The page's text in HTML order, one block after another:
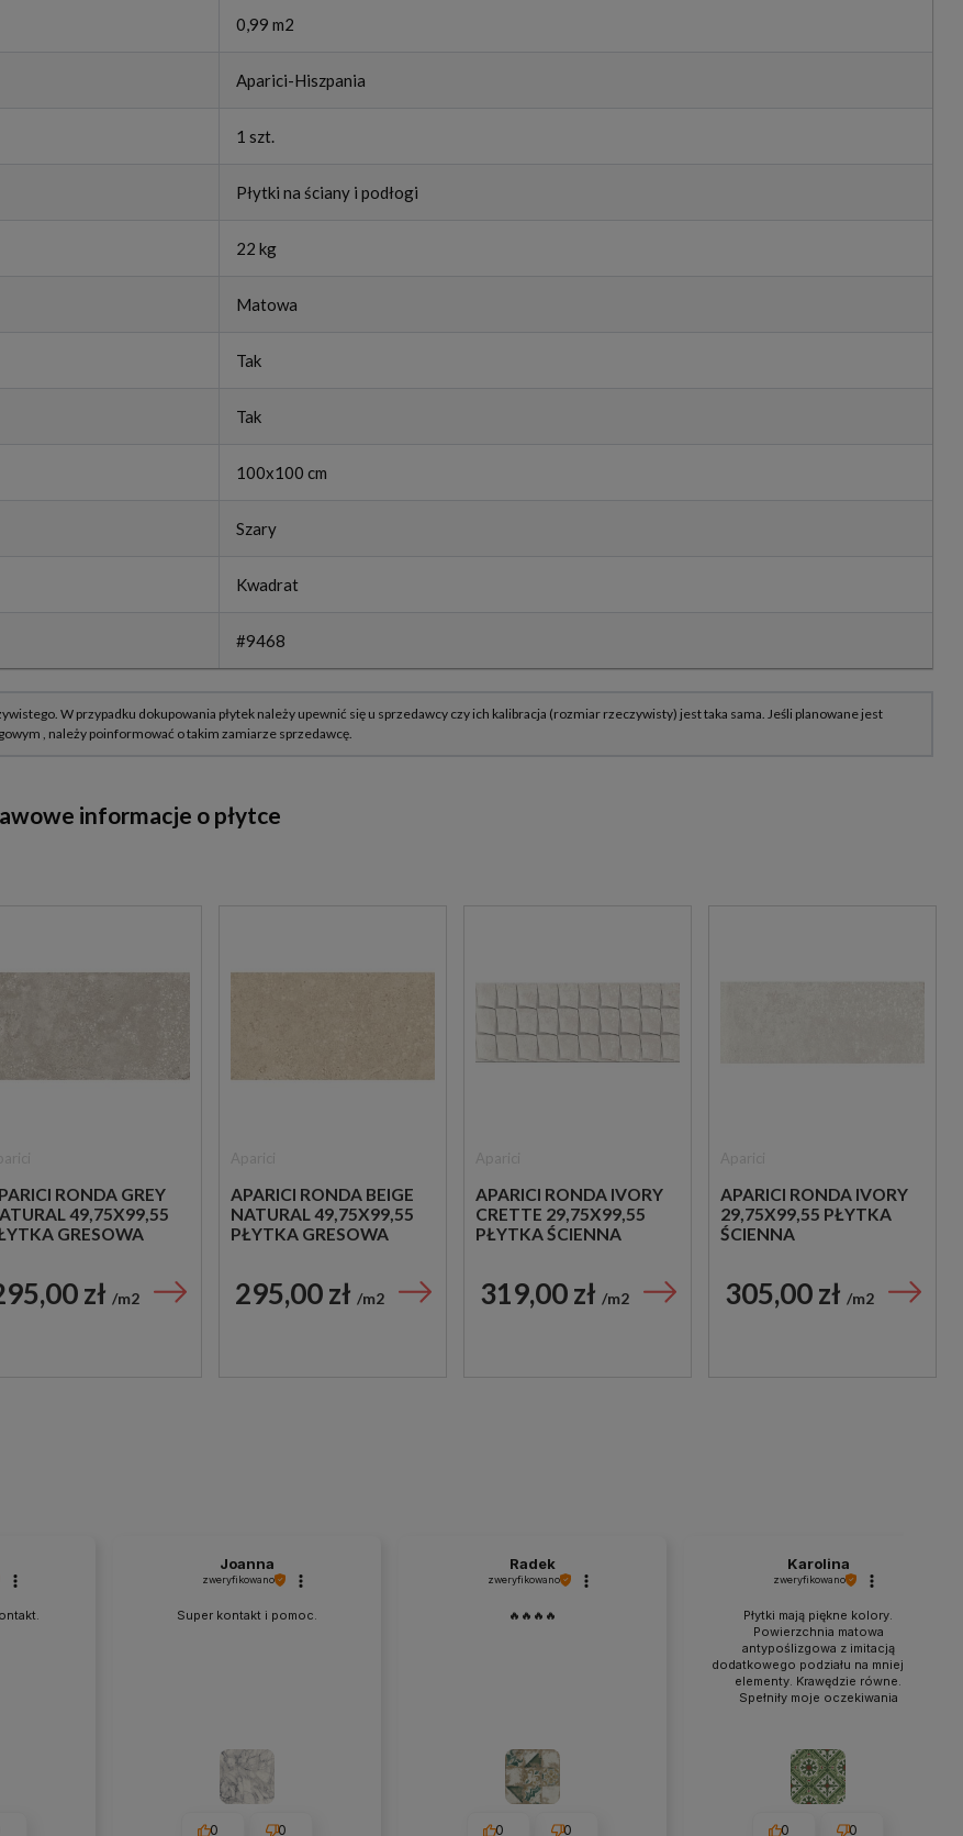
0,99 m2
Aparici-Hiszpania
1 szt.
Płytki na ściany i podłogi
22 kg
Matowa
Tak
Tak
100x100 cm
Szary
Kwadrat
#9468
informacje o płytce
RONDA GREY
49,75X99,55
GRESOWA
zł m2
APARICI RONDA BEIGE
NATURAL 49,75X99,55
PŁYTKA GRESOWA
295,00 zł m2
APARICI RONDA IVORY
CRETTE 29,75X99,55
PŁYTKA ŚCIENNA
319,00 zł m2
APARICI RONDA IVORY
29,75X99,55 PŁYTKA
ŚCIENNA
305,00 zł m2
Joanna
zweryfikowano
Super kontakt i pomoc.
0 0
Radek
zweryfikowano
🔥🔥🔥🔥
0 0
Karolina
zweryfikowano
Płytki mają piękne kolory.
Powierzchnia matowa
antypoślizgowa z imitacją
dodatkowego podziału na mniejsze
elementy. Krawędzie równe.
Spełniły moje oczekiwania
0 0